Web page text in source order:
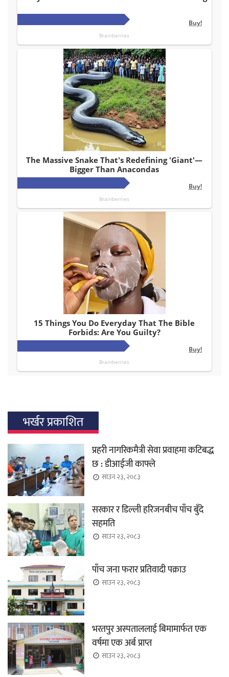
भर्खर प्रकाशित
प्रहरी नागरिकमैत्री सेवा प्रवाहमा कटिबद्ध
छ : डीआईजी काफ्ले
साउन २३, २०८३
सरकार र डिल्ली हरिजनबीच पाँच बुँदे
सहमति
साउन २३, २०८३
पाँच जना फरार प्रतिवादी पक्राउ
साउन २३, २०८३
भरतपुर अस्पताललाई बिमामार्फत एक
वर्षमा एक अर्ब प्राप्त
साउन २३, २०८३